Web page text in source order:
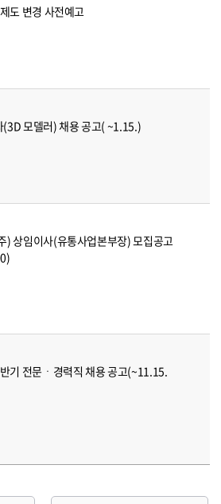
도 변경 사전예고
(3D 모델러) 채용 공고( ~1.15.)
) 상임이사(유통사업본부장) 모집공고
기 전문ㆍ경력직 채용 공고(~11.15.